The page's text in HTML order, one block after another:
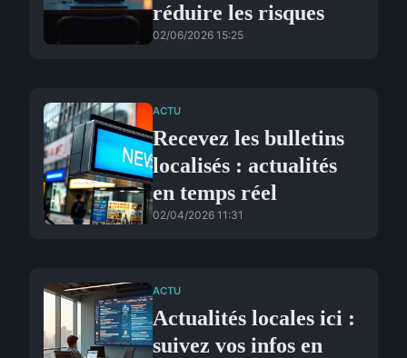
réduire les risques
02/06/2026 15:25
ACTU
Recevez les bulletins
localisés : actualités
en temps réel
02/04/2026 11:31
ACTU
Actualités locales ici :
suivez vos infos en